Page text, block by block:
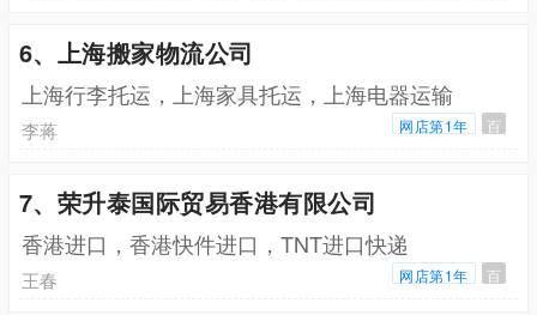
6、上海搬家物流公司
上海行李托运，上海家具托运，上海电器运输
李蒋 网店第1年 百
7、荣升泰国际贸易香港有限公司
香港进口，香港快件进口，TNT进口快递
王春 网店第1年 百